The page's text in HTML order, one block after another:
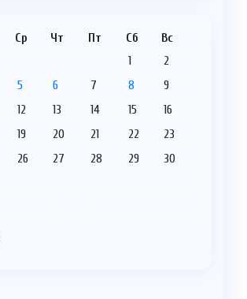
Ср Чт Пт Сб Вс
1
2
5 6 7 8
9
12 13 14 15
16
19 20 21 22
23
26 27 28 29
30